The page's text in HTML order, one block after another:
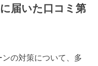
届いた口コミ第
の対策について、多